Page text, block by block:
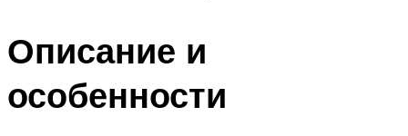
Описание и
особенности